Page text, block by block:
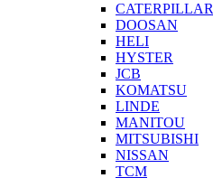
CATERPILLAR
DOOSAN
HELI
HYSTER
JCB
KOMATSU
LINDE
MANITOU
MITSUBISHI
NISSAN
TCM